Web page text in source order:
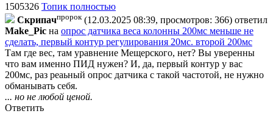
1505326 Топик полностью
Cкpипaчпророк (12.03.2025 08:39, просмотров: 366) ответил
Make_Pic на опрос датчика веса колонны 200мс меньше не
сделать, первый контур регулирования 20мс. второй 200мс
Там где вес, там уравнение Мещерского, нет? Вы уверенны
что вам именно ПИД нужен? И, да, первый контур у вас
200мс, раз реаьный опрос датчика с такой частотой, не нужно
обманывать себя.
... но не любой ценой.
Ответить